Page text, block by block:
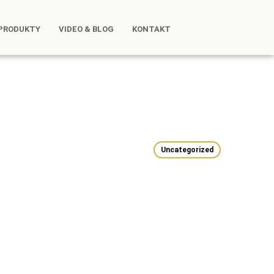
VIDEO & BLOG KONTAKT
Uncategorized